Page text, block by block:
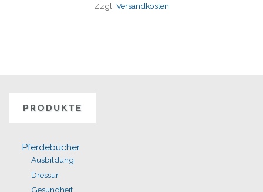
Zzgl. Versandkosten
PRODUKTE
Pferdebücher
Ausbildung
Dressur
Gesundheit